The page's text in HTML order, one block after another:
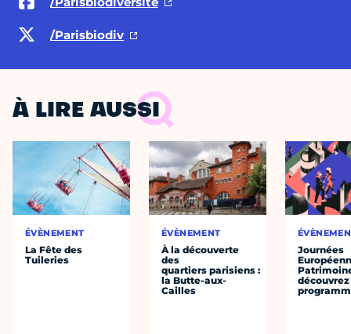
/Parisbiodiv
À LIRE AUSSI
ÉVÈNEMENT
La Fête des
Tuileries
ÉVÈNEMENT
À la découverte
des
quartiers parisiens :
la Butte-aux-
Cailles
Journées